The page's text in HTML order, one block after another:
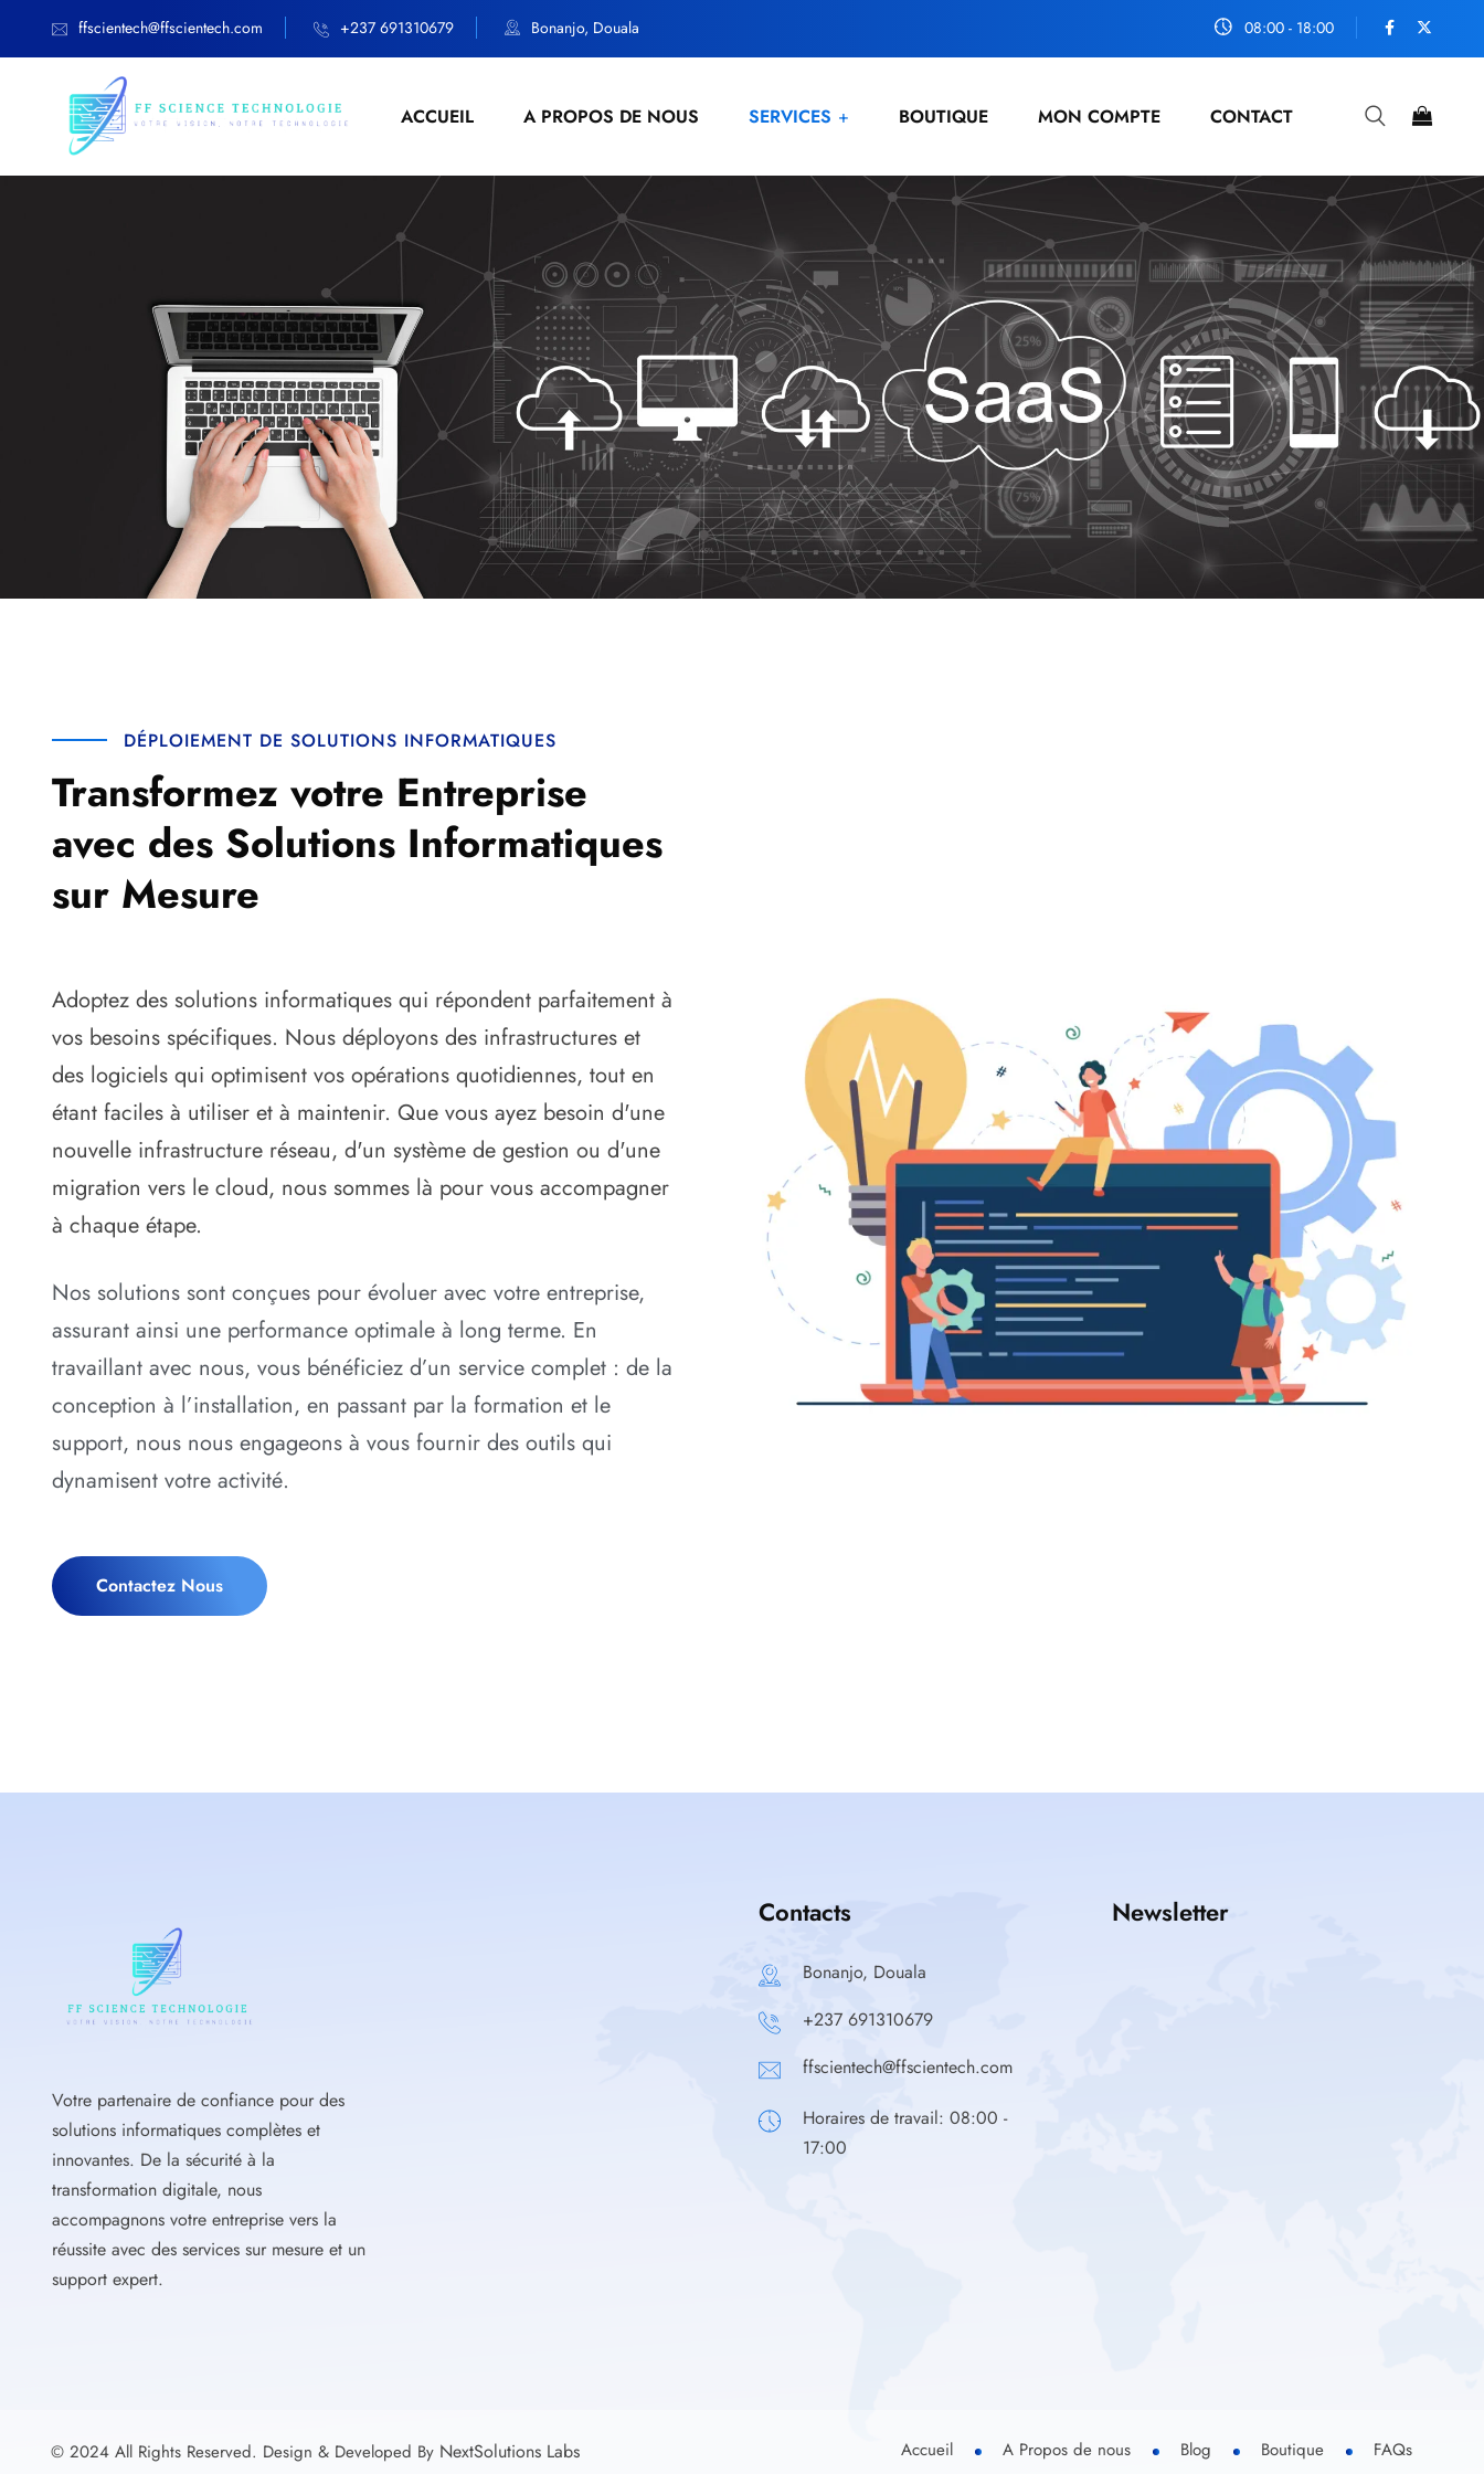
ffscientech@ffscientech.com +237 691310679 Bonanjo, Douala 08:00 - 18:00
ACCUEIL A PROPOS DE NOUS SERVICES BOUTIQUE MON COMPTE CONTACT
DÉPLOIEMENT DE SOLUTIONS INFORMATIQUES
Transformez votre Entreprise
avec des Solutions Informatiques
sur Mesure
Adoptez des solutions informatiques qui répondent parfaitement à
vos besoins spécifiques. Nous déployons des infrastructures et
des logiciels qui optimisent vos opérations quotidiennes, tout en
étant faciles à utiliser et à maintenir. Que vous ayez besoin d'une
nouvelle infrastructure réseau, d'un système de gestion ou d'une
migration vers le cloud, nous sommes là pour vous accompagner
à chaque étape.
Nos solutions sont conçues pour évoluer avec votre entreprise,
assurant ainsi une performance optimale à long terme. En
travaillant avec nous, vous bénéficiez d’un service complet : de la
conception à l’installation, en passant par la formation et le
support, nous nous engageons à vous fournir des outils qui
dynamisent votre activité.
Contactez Nous
Votre partenaire de confiance pour des
solutions informatiques complètes et
innovantes. De la sécurité à la
transformation digitale, nous
accompagnons votre entreprise vers la
réussite avec des services sur mesure et un
support expert.
Contacts
Bonanjo, Douala
+237 691310679
ffscientech@ffscientech.com
Horaires de travail: 08:00 -
17:00
Newsletter
© 2024 All Rights Reserved. Design & Developed By NextSolutions Labs Accueil A Propos de nous Blog Boutique FAQs